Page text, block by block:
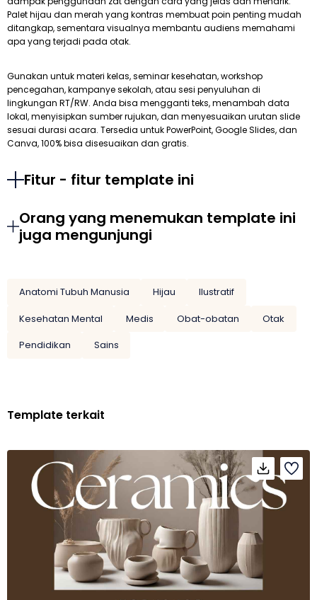
Palet hijau dan merah yang kontras membuat poin penting mudah
ditangkap, sementara visualnya membantu audiens memahami
apa yang terjadi pada otak.
Gunakan untuk materi kelas, seminar kesehatan, workshop
pencegahan, kampanye sekolah, atau sesi penyuluhan di
lingkungan RT/RW. Anda bisa mengganti teks, menambah data
lokal, menyisipkan sumber rujukan, dan menyesuaikan urutan slide
sesuai durasi acara. Tersedia untuk PowerPoint, Google Slides, dan
Canva, 100% bisa disesuaikan dan gratis.
Fitur - fitur template ini
Orang yang menemukan template ini
juga mengunjungi
Anatomi Tubuh Manusia Hijau
Ilustratif
Kesehatan Mental
Medis Obat-obatan
Otak
Pendidikan
Sains
Template terkait